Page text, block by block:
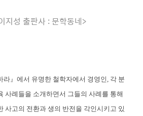
지성 출판사 : 문학동네>
라』에서 유명한 철학자에서 경영인, 각 분
사례들을 소개하면서 그들의 사례를 통해
사고의 전환과 생의 반전을 각인시키고 있